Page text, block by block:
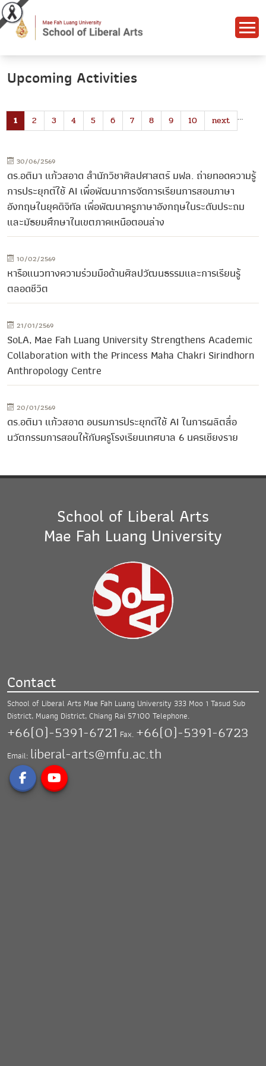
Upcoming Activities
1 2 3 4 5 6 7 8 9 10 …
next
30/06/2569
ดร.อติมา แก้วสอาด สำนักวิชาศิลปศาสตร์ มฟล. ถ่ายทอดความรู้
การประยุกต์ใช้ AI เพื่อพัฒนาการจัดการเรียนการสอนภาษา
อังกฤษในยุคดิจิทัล เพื่อพัฒนาครูภาษาอังกฤษในระดับประถม
และมัธยมศึกษาในเขตภาคเหนือตอนล่าง
10/02/2569
หารือแนวทางความร่วมมือด้านศิลปวัฒนธรรมและการเรียนรู้
ตลอดชีวิต
21/01/2569
SoLA, Mae Fah Luang University Strengthens Academic
Collaboration with the Princess Maha Chakri Sirindhorn
Anthropology Centre
20/01/2569
ดร.อติมา แก้วสอาด อบรมการประยุกต์ใช้ AI ในการผลิตสื่อ
นวัตกรรมการสอนให้กับครูโรงเรียนเทศบาล 6 นครเชียงราย
School of Liberal Arts
Mae Fah Luang University
Contact
School of Liberal Arts Mae Fah Luang University 333 Moo 1 Tasud Sub
District, Muang District,Chiang Rai 57100 Telephone.
+66(0)-5391-6721 Fax. +66(0)-5391-6723
Email: liberal-arts@mfu.ac.th